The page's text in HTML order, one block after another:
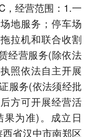
，经营范围：1.一
地服务；停车场
拉机和联合收割
经营服务(除依法
照依法自主开展
服务(依法须经批
方可开展经营活
为准)。成立日
省汉中市南郑区